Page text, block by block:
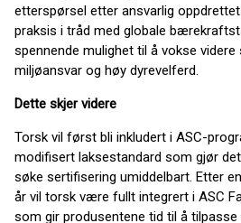
etterspørsel etter ansvarlig
praksis i tråd med globale
spennende mulighet til å vokse
miljøansvar og høy dyrevelferd.
Dette skjer videre
Torsk vil først bli inkludert i ASC-
modifisert laksestandard som gjør
søke sertifisering umiddelbart. Etter
år vil torsk være fullt integrert i ASC
som gir produsentene tid til å tilpasse